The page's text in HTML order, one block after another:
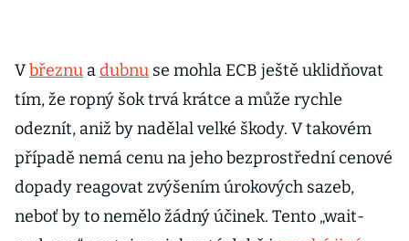
Vbřeznu adubnu se mohla ECB ještě uklidňovat
tím, že ropný šok trvá krátce a může rychle
odeznít, aniž by nadělal velké škody. V takovém
případě nemá cenu na jeho bezprostřední cenové
dopady reagovat zvýšením úrokových sazeb,
neboť by to nemělo žádný účinek. Tento „wait-